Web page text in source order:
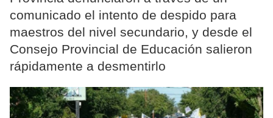
comunicado el intento de despido para
maestros del nivel secundario, y desde el
Consejo Provincial de Educación salieron
rápidamente a desmentirlo